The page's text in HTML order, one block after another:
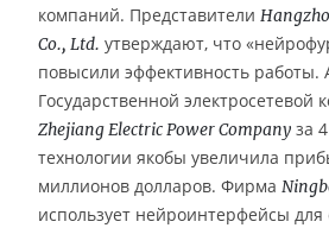
компаний. Представители
Co., Ltd. утверждают, что
повысили эффективность работы.
Государственной электросетевой
Zhejiang Electric Power Company за
технологии якобы увеличила
миллионов долларов. Фирма
использует нейроинтерфейсы для